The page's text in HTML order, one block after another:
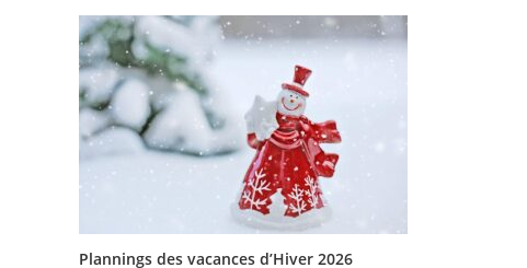
Plannings des vacances d’Hiver 2026